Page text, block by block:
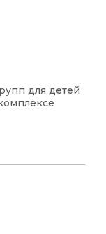
для детей